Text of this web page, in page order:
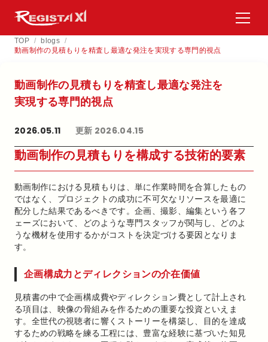
TOP / blogs /
動画制作の見積もりを精査し最適な発注を実現する専門的視点
動画制作の​見積もりを​精査し最適な​発注を​
実現する​専門的視点
2026.05.11 更新 2026.04.15
動画制作の見積もりを構成する技術的要素
動画制作における見積もりは、単に作業時間を合算したもの
ではなく、プロジェクトの成功に不可欠なリソースを最適に
配分した結果であるべきです。企画、撮影、編集という各フ
ェーズにおいて、どのような専門スタッフが関与し、どのよ
うな機材を使用するかがコストを決定づける要因となりま
す。
企画構成力とディレクションの介在価値
見積書の中で企画構成費やディレクション費として計上され
る項目は、映像の骨組みを作るための重要な投資といえま
す。全世代の視聴者に響くストーリーを構築し、目的を達成
するための戦略を練る工程には、豊富な経験に基づいた知見